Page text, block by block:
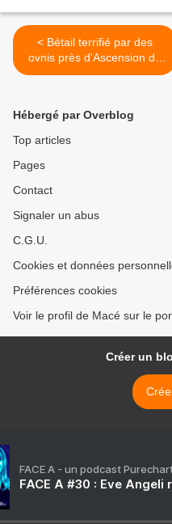
< Bétail terrifié par des
ovnis près d'Ascension de
Guarayos en Bolivie
Hébergé par Overblog
Top articles
Pages
Contact
Signaler un abus
C.G.U.
Cookies et données
Préférences cookies
Voir le profil de Macé sur le
Créer un
FACE A - un podcast
FACE A #30 : Eve